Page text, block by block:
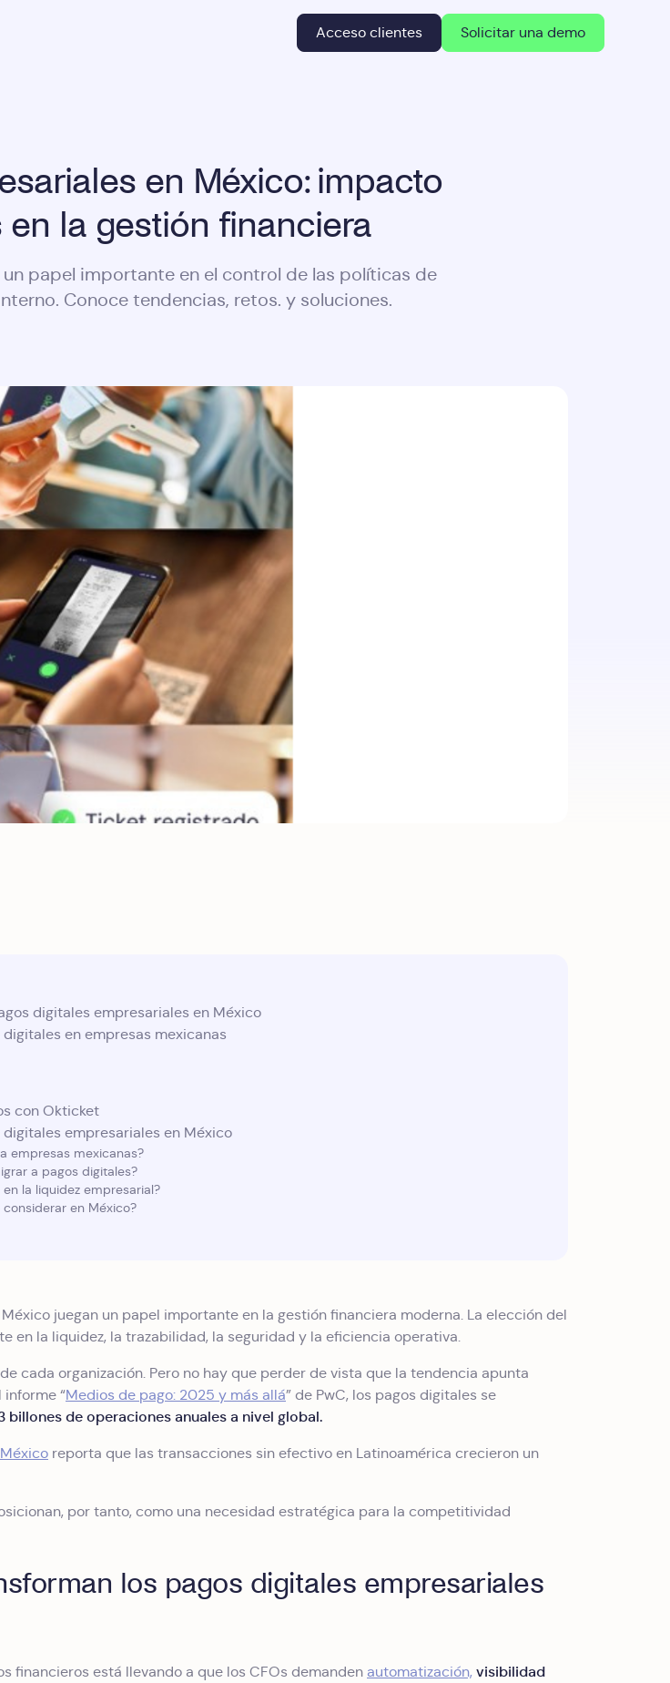
Acceso clientes Solicitar una demo
en México: impacto
la gestión financiera
papel importante en el control de las políticas de
Conoce tendencias, retos. y soluciones.
digitales empresariales en México
en empresas mexicanas
con Okticket
empresariales en México
empresas mexicanas?
a pagos digitales?
la liquidez empresarial?
en México?
juegan un papel importante en la gestión financiera moderna. La elección del
en la liquidez, la trazabilidad, la seguridad y la eficiencia operativa.
cada organización. Pero no hay que perder de vista que la tendencia apunta
informe “Medios de pago: 2025 y más allá” de PwC, los pagos digitales se
billones de operaciones anuales a nivel global.
reporta que las transacciones sin efectivo en Latinoamérica crecieron un
por tanto, como una necesidad estratégica para la competitividad
los pagos digitales empresariales
financieros está llevando a que los CFOs demanden automatización, visibilidad